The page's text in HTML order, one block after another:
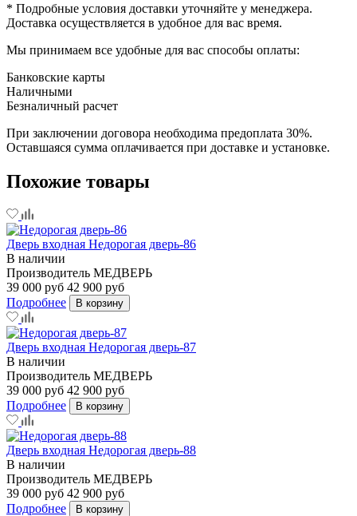
* Подробные условия доставки уточняйте у менеджера.
Доставка осуществляется в удобное для вас время.
Мы принимаем все удобные для вас способы оплаты:
Банковские карты
Наличными
Безналичный расчет
При заключении договора необходима предоплата 30%.
Оставшаяся сумма оплачивается при доставке и установке.
Похожие товары
Дверь входная Недорогая дверь-86
В наличии
Производитель МЕДВЕРЬ
39 000 руб 42 900 руб
Подробнее
В корзину
Дверь входная Недорогая дверь-87
В наличии
Производитель МЕДВЕРЬ
39 000 руб 42 900 руб
Подробнее
В корзину
Дверь входная Недорогая дверь-88
В наличии
Производитель МЕДВЕРЬ
39 000 руб 42 900 руб
Подробнее
В корзину